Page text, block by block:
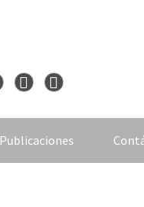
Publicaciones